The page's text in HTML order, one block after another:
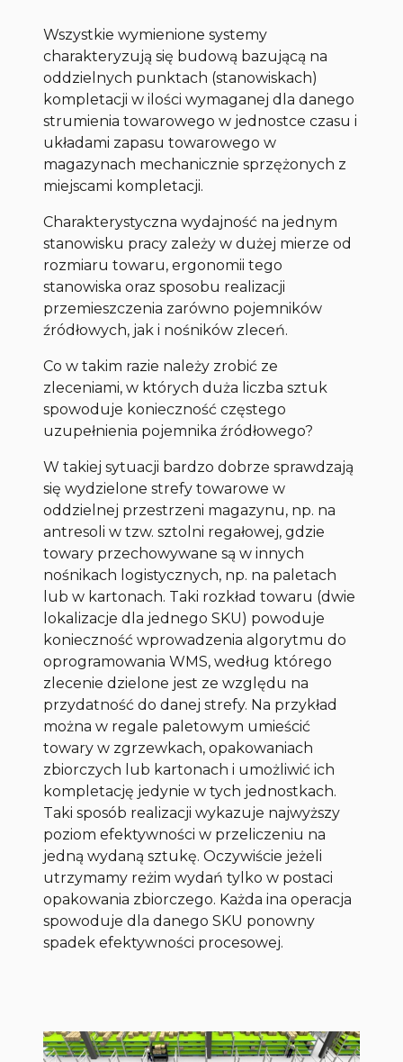
Wszystkie wymienione systemy
charakteryzują się budową bazującą na
oddzielnych punktach (stanowiskach)
kompletacji w ilości wymaganej dla danego
strumienia towarowego w jednostce czasu i
układami zapasu towarowego w
magazynach mechanicznie sprzężonych z
miejscami kompletacji.
Charakterystyczna wydajność na jednym
stanowisku pracy zależy w dużej mierze od
rozmiaru towaru, ergonomii tego
stanowiska oraz sposobu realizacji
przemieszczenia zarówno pojemników
źródłowych, jak i nośników zleceń.
Co w takim razie należy zrobić ze
zleceniami, w których duża liczba sztuk
spowoduje konieczność częstego
uzupełnienia pojemnika źródłowego?
W takiej sytuacji bardzo dobrze sprawdzają
się wydzielone strefy towarowe w
oddzielnej przestrzeni magazynu, np. na
antresoli w tzw. sztolni regałowej, gdzie
towary przechowywane są w innych
nośnikach logistycznych, np. na paletach
lub w kartonach. Taki rozkład towaru (dwie
lokalizacje dla jednego SKU) powoduje
konieczność wprowadzenia algorytmu do
oprogramowania WMS, według którego
zlecenie dzielone jest ze względu na
przydatność do danej strefy. Na przykład
można w regale paletowym umieścić
towary w zgrzewkach, opakowaniach
zbiorczych lub kartonach i umożliwić ich
kompletację jedynie w tych jednostkach.
Taki sposób realizacji wykazuje najwyższy
poziom efektywności w przeliczeniu na
jedną wydaną sztukę. Oczywiście jeżeli
utrzymamy reżim wydań tylko w postaci
opakowania zbiorczego. Każda ina operacja
spowoduje dla danego SKU ponowny
spadek efektywności procesowej.